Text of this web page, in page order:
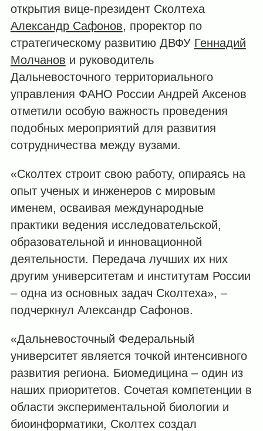
открытия вице-президент Сколтеха
Александр Сафонов, проректор по
стратегическому развитию ДВФУ Геннадий
Молчанов и руководитель
Дальневосточного территориального
управления ФАНО России Андрей Аксенов
отметили особую важность проведения
подобных мероприятий для развития
сотрудничества между вузами.
«Сколтех строит свою работу, опираясь на
опыт ученых и инженеров с мировым
именем, осваивая международные
практики ведения исследовательской,
образовательной и инновационной
деятельности. Передача лучших их них
другим университетам и институтам России
– одна из основных задач Сколтеха», –
подчеркнул Александр Сафонов.
«Дальневосточный Федеральный
университет является точкой интенсивного
развития региона. Биомедицина – один из
наших приоритетов. Сочетая компетенции в
области экспериментальной биологии и
биоинформатики, Сколтех создал